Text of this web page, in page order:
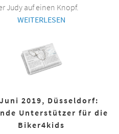
Judy auf einen Knopf.
WEITERLESEN
2019, Düsseldorf:
Unterstützer für die
Biker4kids